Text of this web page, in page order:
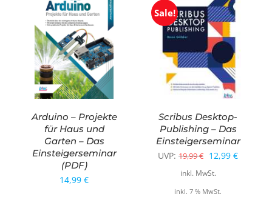
Arduino – Projekte
für Haus und
Garten – Das
Einsteigerseminar
(PDF)
14,99 €
Sale!
Scribus Desktop-
Publishing – Das
Einsteigerseminar
UVP: 19,99€ Ursprünglicher
Preis
war:
12,99 €
inkl. MwSt.
inkl. 7 % MwSt.